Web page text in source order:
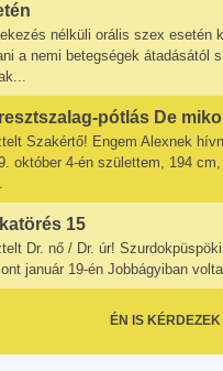
nélküli orális szex esetén
a nemi betegségek átadásától s
pótlás De
Szakértő! Engem Alexnek
október 4-én születtem, 194
15
Dr. nő / Dr. úr!
január 19-én Jobbágyiban
ÉN IS KÉRDEZEK